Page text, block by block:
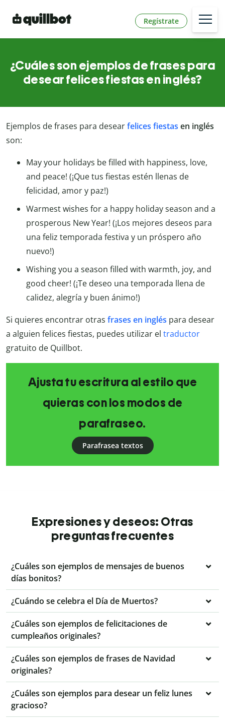
Regístrate
¿Cuáles son ejemplos de frases para
desear felices fiestas en inglés?
Ejemplos de frases para desearfelices fiestas en inglés
son:
May your holidays be filled with happiness, love,
and peace! (¡Que tus fiestas estén llenas de
felicidad, amor y paz!)
Warmest wishes for a happy holiday season and a
prosperous New Year! (¡Los mejores deseos para
una feliz temporada festiva y un próspero año
nuevo!)
Wishing you a season filled with warmth, joy, and
good cheer! (¡Te deseo una temporada llena de
calidez, alegría y buen ánimo!)
Si quieres encontrar otras frases en inglés para desear
a alguien felices fiestas, puedes utilizar el traductor
gratuito de Quillbot.
Ajusta tu escritura al estilo que
quieras con los modos de
parafraseo.
Parafrasea textos
Expresiones y deseos: Otras
preguntas frecuentes
¿Cuáles son ejemplos de mensajes de buenos
días bonitos?
¿Cuándo se celebra el Día de Muertos?
¿Cuáles son ejemplos de felicitaciones de
cumpleaños originales?
¿Cuáles son ejemplos de frases de Navidad
originales?
¿Cuáles son ejemplos para desear un feliz lunes
gracioso?